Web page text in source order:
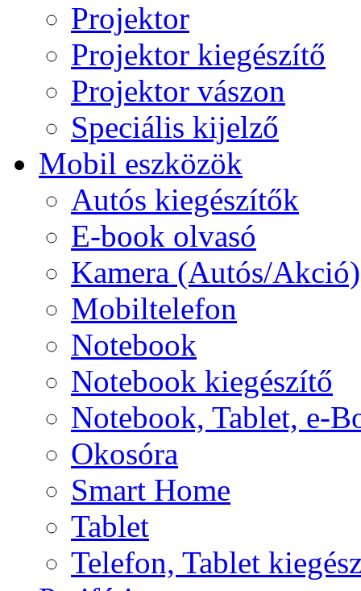
Projektor
Projektor kiegészítő
Projektor vászon
Speciális kijelző
Mobil eszközök
Autós kiegészítők
E-book olvasó
Kamera (Autós/Akció)
Mobiltelefon
Notebook
Notebook kiegészítő
Notebook, Tablet, e-
Okosóra
Smart Home
Tablet
Telefon, Tablet